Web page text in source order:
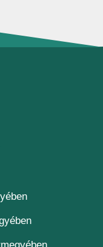
(új ablakban nyílik